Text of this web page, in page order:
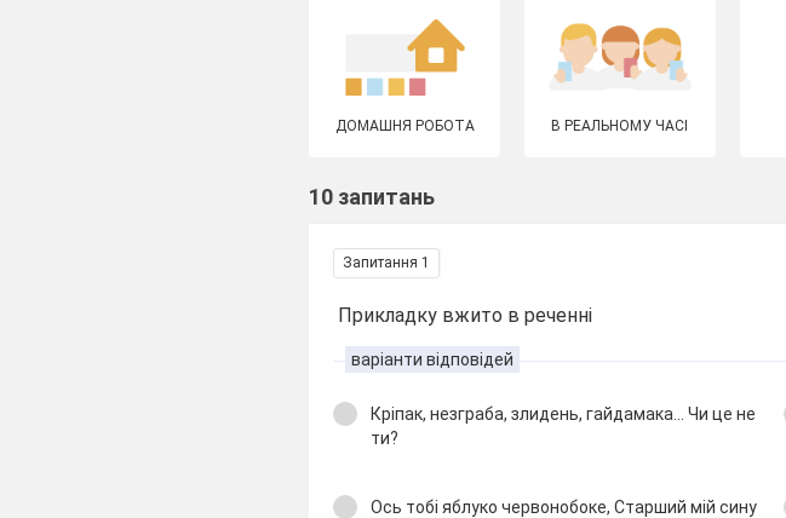
ДОМАШНЯ РОБОТА В РЕАЛЬНОМУ ЧАСІ
10 запитань
Запитання 1
Прикладку вжито в реченні
варіанти відповідей
Кріпак, незграба, злидень, гайдамака... Чи це не
ти?
Ось тобі яблуко червонобоке, Старший мій сину